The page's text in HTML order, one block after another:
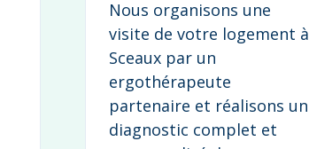
Nous organisons une
visite de votre logement à
Sceaux par un
ergothérapeute
partenaire et réalisons un
diagnostic complet et